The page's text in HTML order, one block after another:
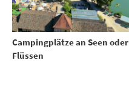
Campingplätze an Seen oder
Flüssen